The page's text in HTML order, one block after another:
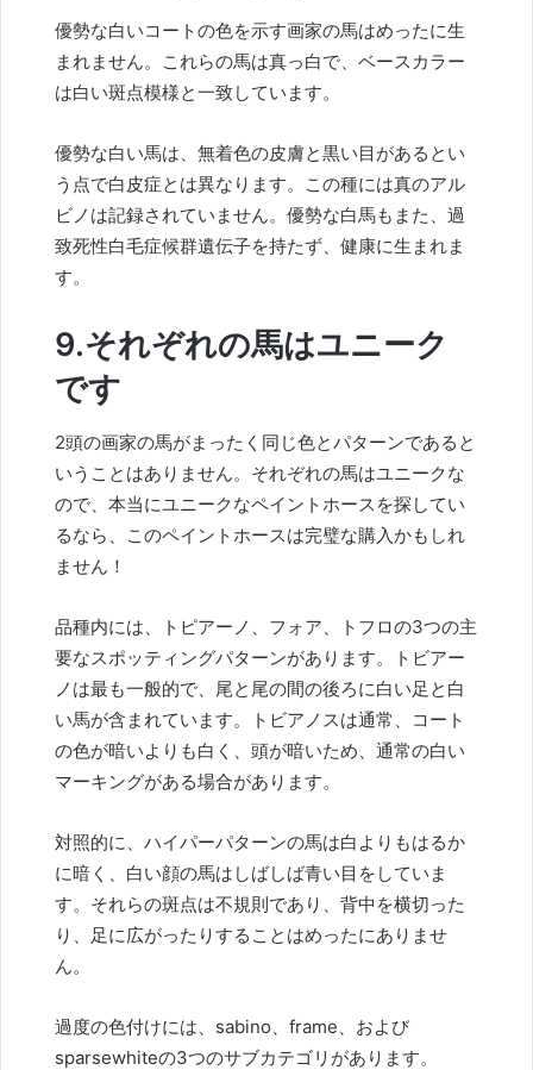
優勢な白いコートの色を示す画家の馬はめったに生
まれません。これらの馬は真っ白で、ベースカラー
は白い斑点模様と一致しています。
優勢な白い馬は、無着色の皮膚と黒い目があるとい
う点で白皮症とは異なります。この種には真のアル
ビノは記録されていません。優勢な白馬もまた、過
致死性白毛症候群遺伝子を持たず、健康に生まれま
す。
9.それぞれの馬はユニーク
です
2頭の画家の馬がまったく同じ色とパターンであると
いうことはありません。それぞれの馬はユニークな
ので、本当にユニークなペイントホースを探してい
るなら、このペイントホースは完璧な購入かもしれ
ません！
品種内には、トピアーノ、フォア、トフロの3つの主
要なスポッティングパターンがあります。トビアー
ノは最も一般的で、尾と尾の間の後ろに白い足と白
い馬が含まれています。トビアノスは通常、コート
の色が暗いよりも白く、頭が暗いため、通常の白い
マーキングがある場合があります。
対照的に、ハイパーパターンの馬は白よりもはるか
に暗く、白い顔の馬はしばしば青い目をしていま
す。それらの斑点は不規則であり、背中を横切った
り、足に広がったりすることはめったにありませ
ん。
過度の色付けには、sabino、frame、および
sparsewhiteの3つのサブカテゴリがあります。